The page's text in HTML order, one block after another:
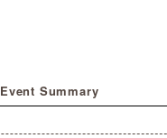
Event Summary